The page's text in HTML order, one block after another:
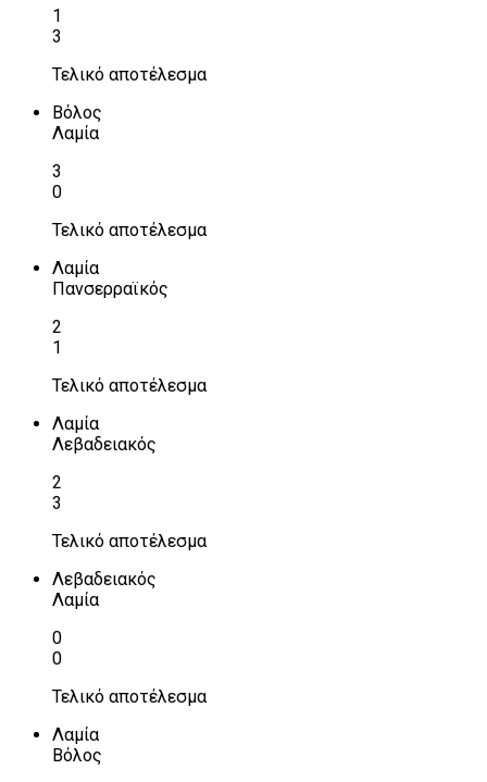
1
3
Τελικό αποτέλεσμα
Βόλος
Λαμία
3
0
Τελικό αποτέλεσμα
Λαμία
Πανσερραϊκός
2
1
Τελικό αποτέλεσμα
Λαμία
Λεβαδειακός
2
3
Τελικό αποτέλεσμα
Λεβαδειακός
Λαμία
0
0
Τελικό αποτέλεσμα
Λαμία
Βόλος